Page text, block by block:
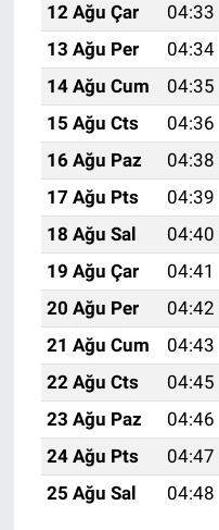
12 Ağu Çar
04:33
13 Ağu Per
04:34
14 Ağu Cum
04:35
15 Ağu Cts
04:36
16 Ağu Paz
04:38
17 Ağu Pts
04:39
18 Ağu Sal
04:40
19 Ağu Çar
04:41
20 Ağu Per
04:42
21 Ağu Cum
04:43
22 Ağu Cts
04:45
23 Ağu Paz
04:46
24 Ağu Pts
04:47
25 Ağu Sal
04:48